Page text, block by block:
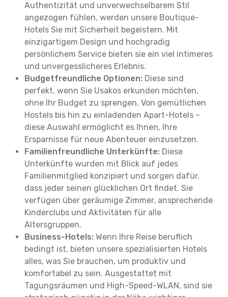
Authentizität und unverwechselbarem Stil
angezogen fühlen, werden unsere Boutique-
Hotels Sie mit Sicherheit begeistern. Mit
einzigartigem Design und hochgradig
persönlichem Service bieten sie ein viel intimeres
und unvergesslicheres Erlebnis.
Budgetfreundliche Optionen: Diese sind
perfekt, wenn Sie Usakos erkunden möchten,
ohne Ihr Budget zu sprengen. Von gemütlichen
Hostels bis hin zu einladenden Apart-Hotels –
diese Auswahl ermöglicht es Ihnen, Ihre
Ersparnisse für neue Abenteuer einzusetzen.
Familienfreundliche Unterkünfte: Diese
Unterkünfte wurden mit Blick auf jedes
Familienmitglied konzipiert und sorgen dafür,
dass jeder seinen glücklichen Ort findet. Sie
verfügen über geräumige Zimmer, ansprechende
Kinderclubs und Aktivitäten für alle
Altersgruppen.
Business-Hotels: Wenn Ihre Reise beruflich
bedingt ist, bieten unsere spezialisierten Hotels
alles, was Sie brauchen, um produktiv und
komfortabel zu sein. Ausgestattet mit
Tagungsräumen und High-Speed-WLAN, sind sie